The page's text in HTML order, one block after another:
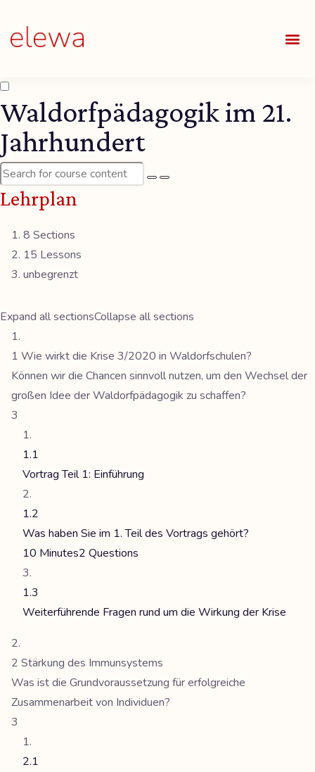
Waldorfpädagogik im 21.
Jahrhundert
Lehrplan
8 Sections
15 Lessons
unbegrenzt
Expand all sectionsCollapse all sections
1 Wie wirkt die Krise 3/2020 in Waldorfschulen?
Können wir die Chancen sinnvoll nutzen, um den Wechsel der
großen Idee der Waldorfpädagogik zu schaffen?
3
1.1
Vortrag Teil 1: Einführung
1.2
Was haben Sie im 1. Teil des Vortrags gehört?
10 Minutes2 Questions
1.3
Weiterführende Fragen rund um die Wirkung der Krise
2 Stärkung des Immunsystems
Was ist die Grundvoraussetzung für erfolgreiche
Zusammenarbeit von Individuen?
3
2.1